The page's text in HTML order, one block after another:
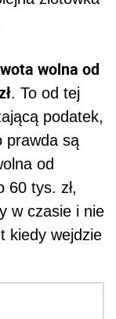
wolna od
. To od tej
podatek,
prawda są
od
60 tys. zł,
w czasie i nie
kiedy wejdzie